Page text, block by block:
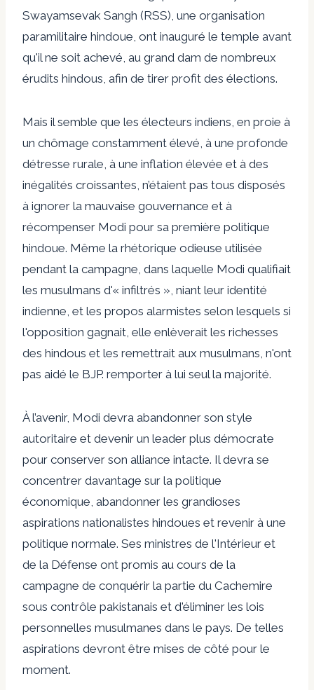
Swayamsevak Sangh (RSS), une organisation
paramilitaire hindoue, ont inauguré le temple avant
qu'il ne soit achevé, au grand dam de nombreux
érudits hindous, afin de tirer profit des élections.
Mais il semble que les électeurs indiens, en proie à
un chômage constamment élevé, à une profonde
détresse rurale, à une inflation élevée et à des
inégalités croissantes, n’étaient pas tous disposés
à ignorer la mauvaise gouvernance et à
récompenser Modi pour sa première politique
hindoue. Même la rhétorique odieuse utilisée
pendant la campagne, dans laquelle Modi qualifiait
les musulmans d'« infiltrés », niant leur identité
indienne, et les propos alarmistes selon lesquels si
l'opposition gagnait, elle enlèverait les richesses
des hindous et les remettrait aux musulmans, n'ont
pas aidé le BJP. remporter à lui seul la majorité.
À l’avenir, Modi devra abandonner son style
autoritaire et devenir un leader plus démocrate
pour conserver son alliance intacte. Il devra se
concentrer davantage sur la politique
économique, abandonner les grandioses
aspirations nationalistes hindoues et revenir à une
politique normale. Ses ministres de l'Intérieur et
de la Défense ont promis au cours de la
campagne de conquérir la partie du Cachemire
sous contrôle pakistanais et d'éliminer les lois
personnelles musulmanes dans le pays. De telles
aspirations devront être mises de côté pour le
moment.